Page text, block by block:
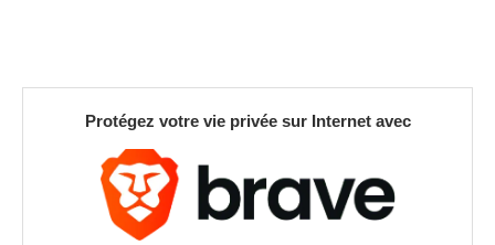
Protégez votre vie privée sur Internet avec